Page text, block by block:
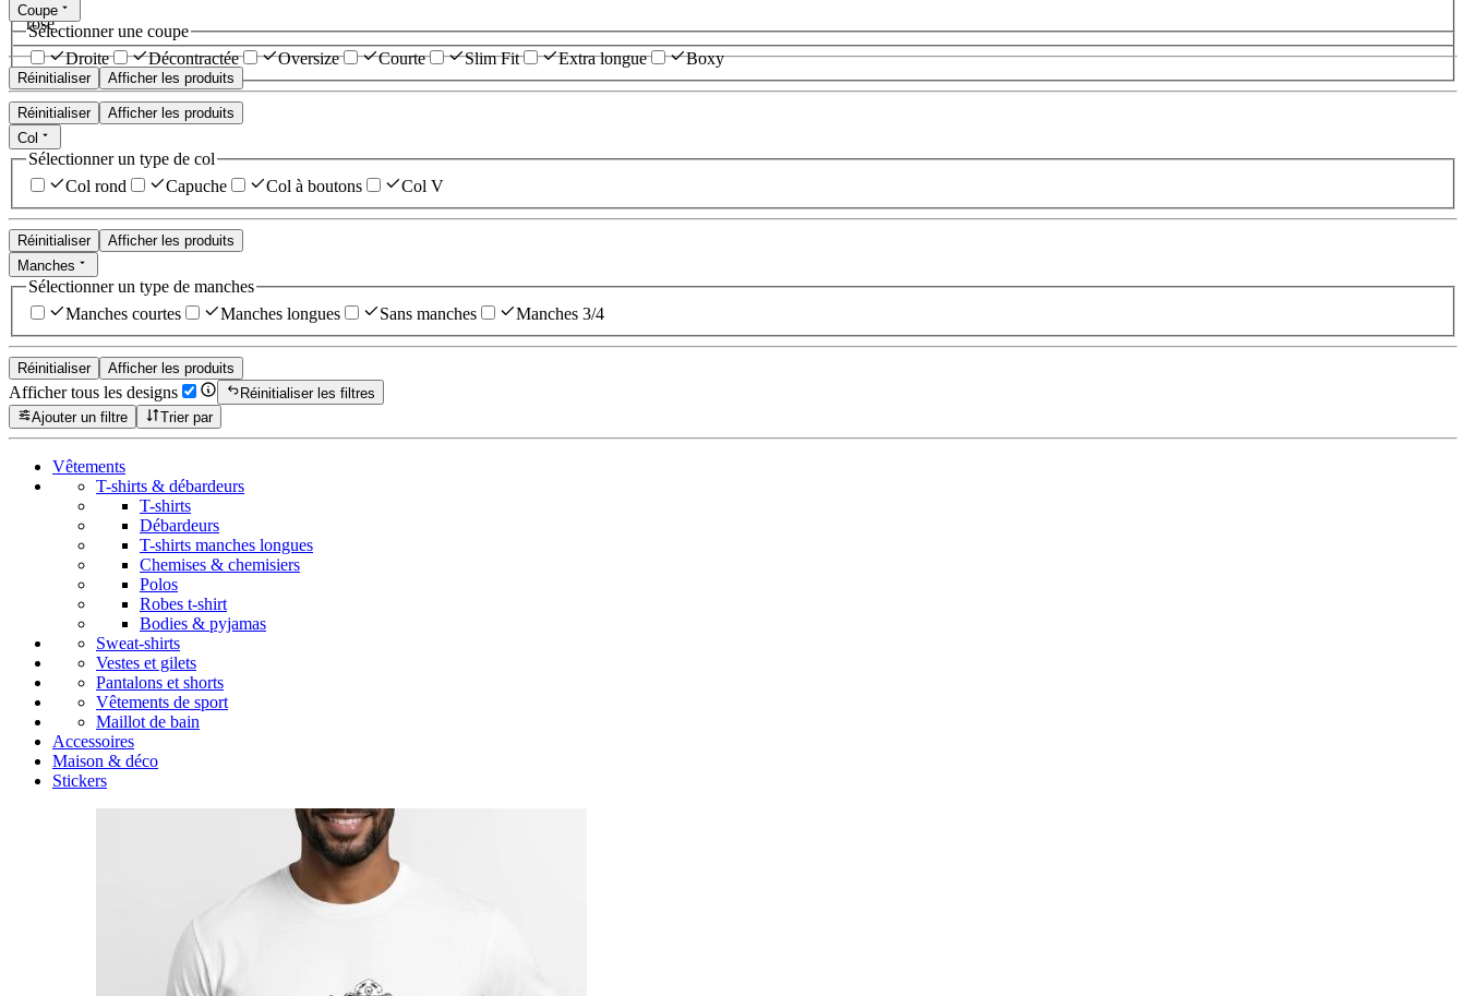
rose
Réinitialiser Afficher les produits
Coupe
Sélectionner une coupe
Droite
Décontractée Oversize Courte Slim Fit Extra longue Boxy
Réinitialiser
Afficher les produits
Col
Sélectionner un type de col
Col rond
Capuche Col à boutons Col V
Réinitialiser
Afficher les produits
Manches
Sélectionner un type de manches
Manches courtes
Manches longues Sans manches Manches 3/4
Réinitialiser Afficher les produits
Afficher tous les designs
Réinitialiser les filtres
Ajouter un filtre
Trier par
Vêtements
T-shirts & débardeurs
T-shirts
Débardeurs
T-shirts manches longues
Chemises & chemisiers
Polos
Robes t-shirt
Bodies & pyjamas
Sweat-shirts
Vestes et gilets
Pantalons et shorts
Vêtements de sport
Maillot de bain
Accessoires
Maison & déco
Stickers